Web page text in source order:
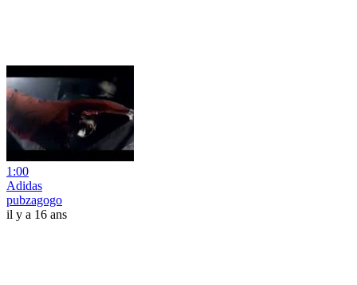
1:00
Adidas
pubzagogo
il y a 16 ans